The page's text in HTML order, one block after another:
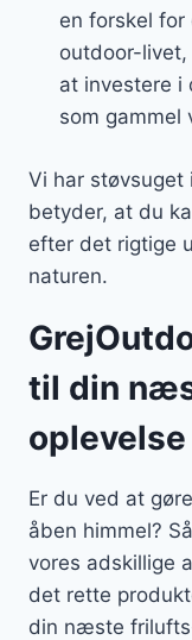
en forskel for
outdoor-
at investere i
som
Vi har støvsuget
betyder, at du
efter det rigtige
naturen.
til din
oplevelse
Er du ved at
åben himmel?
vores adskillige
det rette
din næste